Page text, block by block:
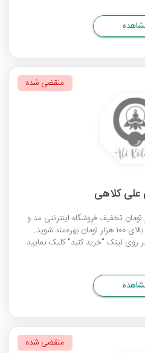
کردن کد تخفیف از 30 هزار تومان تخفیف فروشگاه اینترنتی مد و
پوشاک علی کلاهی برای خریدهای بالای 100 هزار تومان بهره‌مند شوید.
روی لینک "خرید کنید" کلیک نمایید.
منقضی شده
منقضی شده